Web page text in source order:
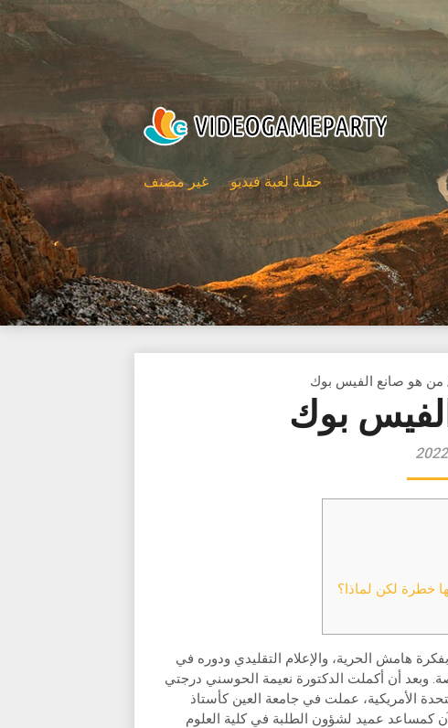
حفلة لعبة فيديو غير مصنف
من هو صانع الفيس بوك
بوك
خطرة لكن لماذا؟
هامش الحرية، والإعلام التقليدي ودوره في
وبعد أن أكملت الدكتورة نعيمة الحوسني درجتي
الأمريكية، عملت في جامعة العين كأستاذ
كمساعد عميد لشؤون الطلبة في كلية العلوم